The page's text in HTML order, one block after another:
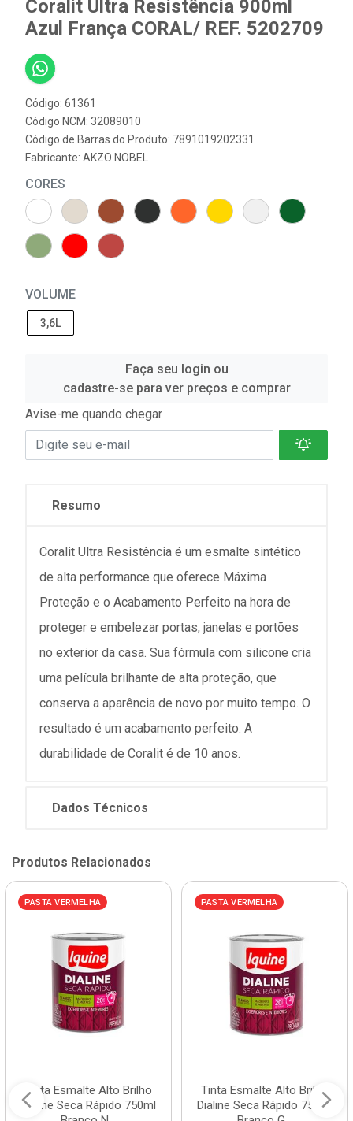
Coralit Ultra Resistência 900ml
Azul França CORAL/ REF. 5202709
Código: 61361
Código NCM: 32089010
Código de Barras do Produto: 7891019202331
Fabricante: AKZO NOBEL
CORES
VOLUME
3,6L
Faça seu login ou
cadastre-se para ver preços e comprar
Avise-me quando chegar
Resumo
Coralit Ultra Resistência é um esmalte sintético
de alta performance que oferece Máxima
Proteção e o Acabamento Perfeito na hora de
proteger e embelezar portas, janelas e portões
no exterior da casa. Sua fórmula com silicone cria
uma película brilhante de alta proteção, que
conserva a aparência de novo por muito tempo. O
resultado é um acabamento perfeito. A
durabilidade de Coralit é de 10 anos.
Dados Técnicos
Produtos Relacionados
PASTA VERMELHA
Tinta Esmalte Alto Brilho
Dialine Seca Rápido 750ml
PASTA VERMELHA
Tinta Esmalte Alto Brilho
Dialine Seca Rápido 750ml